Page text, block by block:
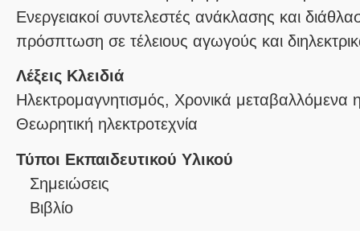
Ενεργειακοί συντελεστές ανάκλασης και
πρόσπτωση σε τέλειους αγωγούς και
Λέξεις Κλειδιά
Ηλεκτρομαγνητισμός, Χρονικά μεταβαλλόμενα
Θεωρητική ηλεκτροτεχνία
Τύποι Εκπαιδευτικού Υλικού
Σημειώσεις
Βιβλίο